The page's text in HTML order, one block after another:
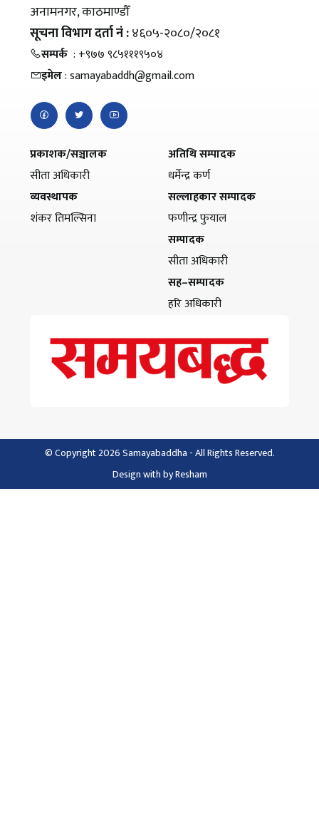
अनामनगर, काठमाण्डौँ
सूचना विभाग दर्ता नं :४६०५-२०८०/२०८१
सम्पर्क : +९७७ ९८५१११९५०४
इमेल: samayabaddh@gmail.com
प्रकाशक/सञ्चालक
सीता अधिकारी
व्यवस्थापक
शंकर तिमल्सिना
अतिथि सम्पादक
धर्मेन्द्र कर्ण
सल्लाहकार सम्पादक
फणीन्द्र फुयाल
सम्पादक
सीता अधिकारी
सह–सम्पादक
हरि अधिकारी
© Copyright 2026 Samayabaddha - All Rights Reserved.
Design withbyResham